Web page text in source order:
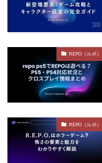
REPO（ルポ）
REPO（ルポ）